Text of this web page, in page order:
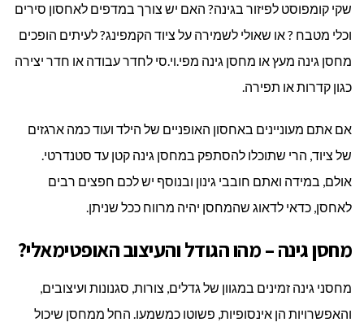
שקי קומפוסט לפיזור בגינה? האם יש צורך במדפים לאחסון סירים
וכלי מטבח ? או שאולי לשמירה על ציוד הקמפינג? לעיתים הופכים
מחסן גינה מעץ או מחסן גינה מפי.וי.סי לחדר עבודה או חדר יצירה
כגון קדרות או תפירה.
אם אתם מעוניינים באחסון האופניים של הילד ועוד כמה ארגזים
של ציוד, הרי שתוכלו להסתפק במחסן גינה קטן עד סטנדרטי.
אולם, במידה ואתם חובבי גינון ובנוסף יש לכם חפצים רבים
לאחסן, כדאי לדאוג שהמחסן יהיה מרווח ככל שניתן.
מחסן גינה – מהו הגודל והעיצוב האופטימאלי?
מחסני גינה זמינים במגוון של גדלים, צורות, סגנונות ועיצובים,
והאפשרויות הן אינסופיות, פשוטו כמשמעו. החל ממחסן שיכול